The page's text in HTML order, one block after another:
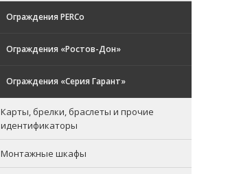
Ограждения PERCo
Ограждения «Ростов-Дон»
Ограждения «Серия Гарант»
Карты, брелки, браслеты и прочие
идентификаторы
Монтажные шкафы